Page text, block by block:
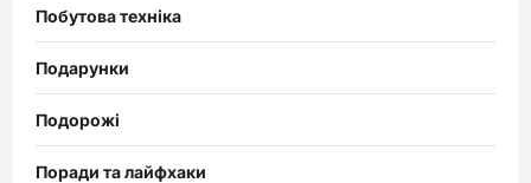
Побутова техніка
Подарунки
Подорожі
Поради та лайфхаки